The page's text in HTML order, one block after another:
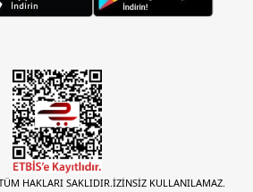
HAKLARI SAKLIDIR.İZİNSİZ KULLANILAMAZ.